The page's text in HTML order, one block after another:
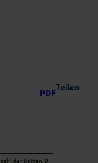
PDF
Teilen
der Betten: 9